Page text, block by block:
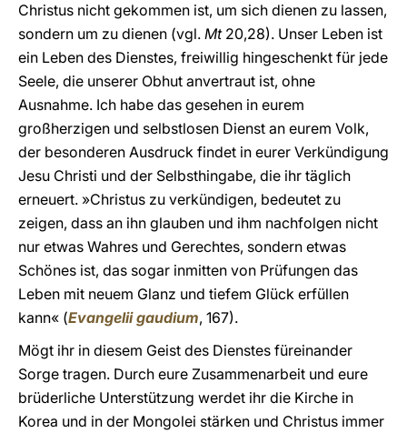
Christus nicht gekommen ist, um sich dienen zu lassen,
sondern um zu dienen (vgl. Mt 20,28). Unser Leben ist
ein Leben des Dienstes, freiwillig hingeschenkt für jede
Seele, die unserer Obhut anvertraut ist, ohne
Ausnahme. Ich habe das gesehen in eurem
großherzigen und selbstlosen Dienst an eurem Volk,
der besonderen Ausdruck findet in eurer Verkündigung
Jesu Christi und der Selbsthingabe, die ihr täglich
erneuert. »Christus zu verkündigen, bedeutet zu
zeigen, dass an ihn glauben und ihm nachfolgen nicht
nur etwas Wahres und Gerechtes, sondern etwas
Schönes ist, das sogar inmitten von Prüfungen das
Leben mit neuem Glanz und tiefem Glück erfüllen
kann« (Evangelii gaudium, 167).
Mögt ihr in diesem Geist des Dienstes füreinander
Sorge tragen. Durch eure Zusammenarbeit und eure
brüderliche Unterstützung werdet ihr die Kirche in
Korea und in der Mongolei stärken und Christus immer